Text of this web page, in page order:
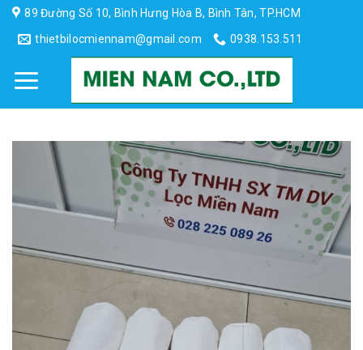
Skip
content
89 Đường Số 10, Bình Hưng Hòa B, Bình Tân, TP.HCM
thietbilocmiennam@gmail.com
0938.153.511